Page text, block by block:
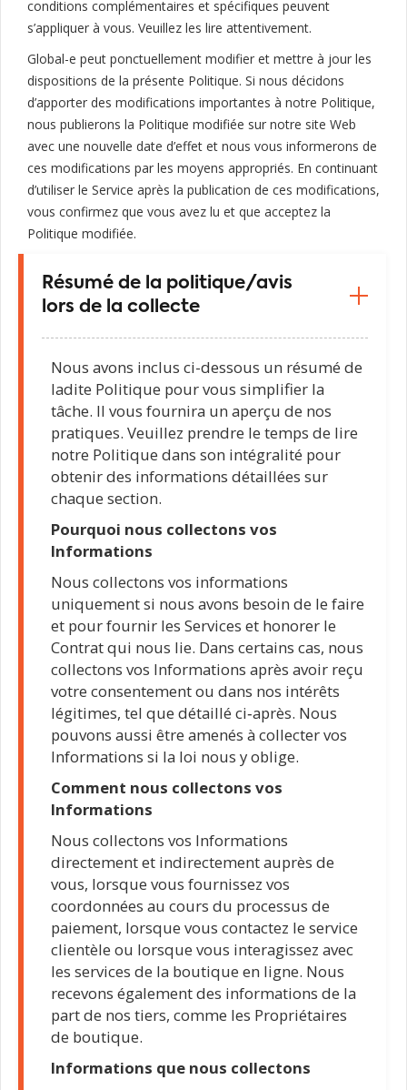
conditions complémentaires et spécifiques peuvent
s’appliquer à vous. Veuillez les lire attentivement.
Global-e peut ponctuellement modifier et mettre à jour les
dispositions de la présente Politique. Si nous décidons
d’apporter des modifications importantes à notre Politique,
nous publierons la Politique modifiée sur notre site Web
avec une nouvelle date d’effet et nous vous informerons de
ces modifications par les moyens appropriés. En continuant
d’utiliser le Service après la publication de ces modifications,
vous confirmez que vous avez lu et que acceptez la
Politique modifiée.
Résumé de la politique/avis
lors de la collecte
Nous avons inclus ci-dessous un résumé de
ladite Politique pour vous simplifier la
tâche. Il vous fournira un aperçu de nos
pratiques. Veuillez prendre le temps de lire
notre Politique dans son intégralité pour
obtenir des informations détaillées sur
chaque section.
Pourquoi nous collectons vos
Informations
Nous collectons vos informations
uniquement si nous avons besoin de le faire
et pour fournir les Services et honorer le
Contrat qui nous lie. Dans certains cas, nous
collectons vos Informations après avoir reçu
votre consentement ou dans nos intérêts
légitimes, tel que détaillé ci‑après. Nous
pouvons aussi être amenés à collecter vos
Informations si la loi nous y oblige.
Comment nous collectons vos
Informations
Nous collectons vos Informations
directement et indirectement auprès de
vous, lorsque vous fournissez vos
coordonnées au cours du processus de
paiement, lorsque vous contactez le service
clientèle ou lorsque vous interagissez avec
les services de la boutique en ligne. Nous
recevons également des informations de la
part de nos tiers, comme les Propriétaires
de boutique.
Informations que nous collectons